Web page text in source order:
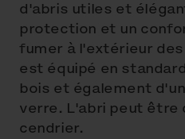
d'abris utiles et
protection et un
fumer à l'extérieur
est équipé en
bois et également
verre. L'abri peut être
cendrier.